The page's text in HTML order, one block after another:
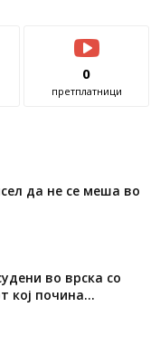
0
претплатници
да не се меша во
во врска со
кој почина...